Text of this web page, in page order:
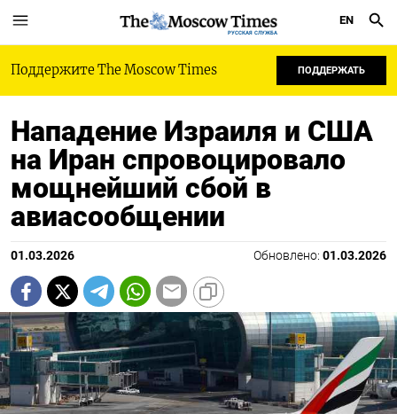
РУССКАЯ СЛУЖБА
EN
Поддержите The Moscow Times ПОДДЕРЖАТЬ
Нападение Израиля и США
на Иран спровоцировало
мощнейший сбой в
авиасообщении
01.03.2026 Обновлено: 01.03.2026